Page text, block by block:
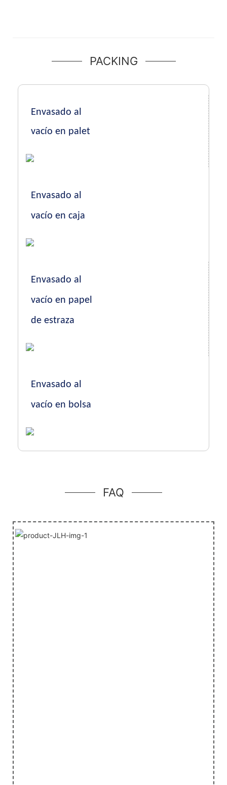
PACKING
Envasado al
vacío en palet
Envasado al
vacío en caja
Envasado al
vacío en papel
de estraza
Envasado al
vacío en bolsa
FAQ